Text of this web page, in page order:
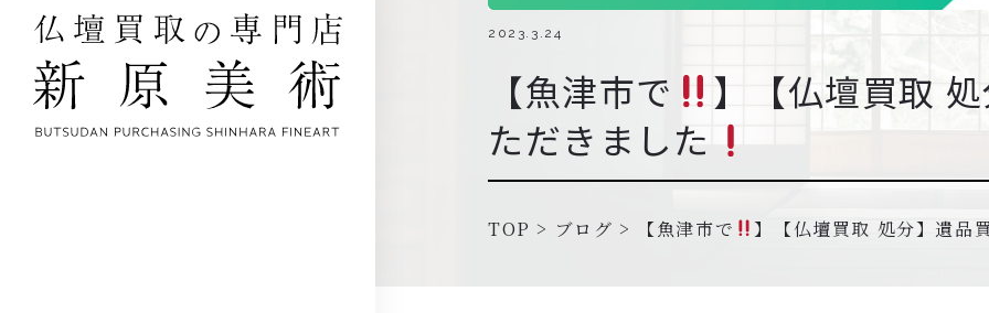
2023.3.24
【魚津市で
】【仏壇買取
ただきました
TOP > ブログ > 【魚津市で 】【仏壇買取 処分】遺品